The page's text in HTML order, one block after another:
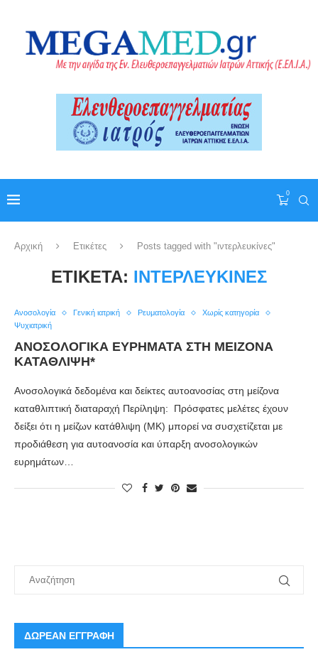
0
Αρχική Ετικέτες Posts tagged with "ιντερλευκίνες"
ΕΤΙΚΈΤΑ: ΙΝΤΕΡΛΕΥΚΊΝΕΣ
Ανοσολογία Γενική ιατρική Ρευματολογία
Χωρίς κατηγορία
Ψυχιατρική
ΑΝΟΣΟΛΟΓΙΚΑ ΕΥΡΗΜΑΤΑ ΣΤΗ ΜΕΙΖΟΝΑ
ΚΑΤΑΘΛΙΨΗ*
Ανοσολογικά δεδομένα και δείκτες αυτοανοσίας στη μείζονα
καταθλιπτική διαταραχή Περίληψη: Πρόσφατες μελέτες έχουν
δείξει ότι η μείζων κατάθλιψη (ΜΚ) μπορεί να συσχετίζεται με
προδιάθεση για αυτοανοσία και ύπαρξη ανοσολογικών
ευρημάτων…
ΔΩΡΕΑΝ ΕΓΓΡΑΦΗ